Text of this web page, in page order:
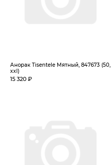
Анорак Tisentele Мятный, 847673 (50,
xxl)
15 320 ₽